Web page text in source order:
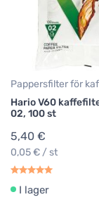
Pappersfilter för
Hario V60
02, 100 st
5,40 €
0,05 € / st
I lager